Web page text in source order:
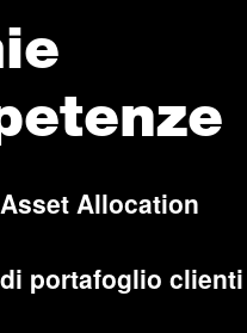
Allocation
portafoglio clienti